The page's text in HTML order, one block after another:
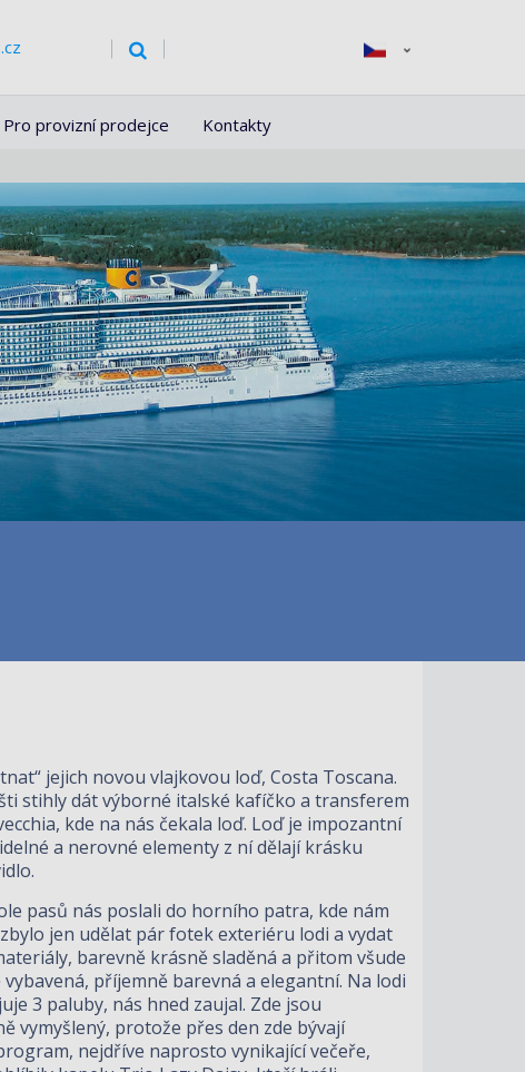
Pro provizní prodejce Kontakty
jejich novou vlajkovou loď, Costa Toscana.
stihly dát výborné italské kafíčko a transferem
kde na nás čekala loď. Loď je impozantní
a nerovné elementy z ní dělají krásku
pasů nás poslali do horního patra, kde nám
jen udělat pár fotek exteriéru lodi a vydat
barevně krásně sladěná a přitom všude
příjemně barevná a elegantní. Na lodi
3 paluby, nás hned zaujal. Zde jsou
vymyšlený, protože přes den zde bývají
nejdříve naprosto vynikající večeře,